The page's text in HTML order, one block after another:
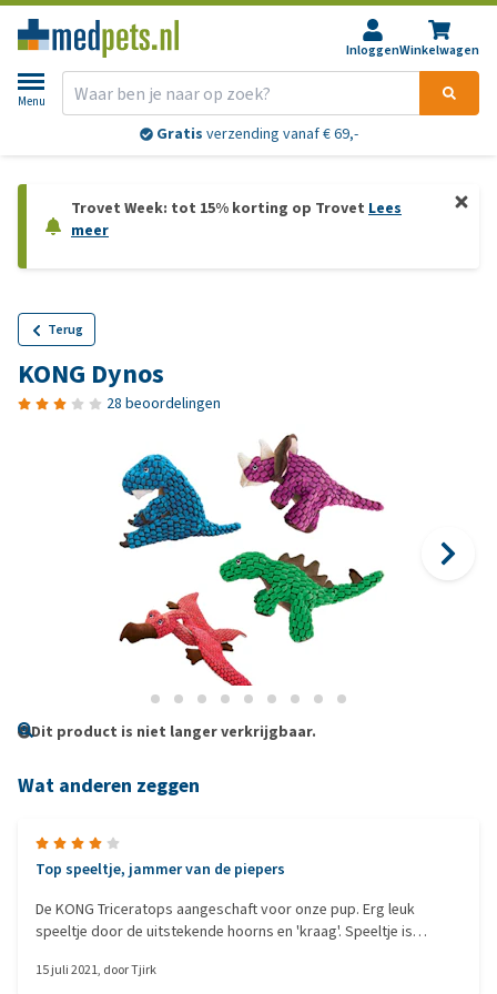
InloggenWinkelwagen
Menu
Gratis verzending vanaf € 69,-
Trovet Week: tot 15% korting op Trovet Lees
meer
Terug
KONG Dynos
28 beoordelingen
Dit product is niet langer verkrijgbaar.
Wat anderen zeggen
Top speeltje, jammer van de piepers
De KONG Triceratops aangeschaft voor onze pup. Erg leuk
speeltje door de uitstekende hoorns en 'kraag'. Speeltje is
hond interessant maakt. Knisper in de staart. Onbegrijpelijk dat
15 juli 2021, doorTjirk